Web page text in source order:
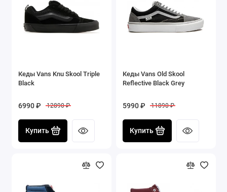
Кеды Vans Knu Skool Triple
Black
6990 ₽ 12890 ₽
Купить
Кеды Vans Old Skool
Reflective Black Grey
5990 ₽ 11890 ₽
Купить